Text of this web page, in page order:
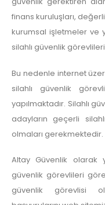
finans kuruluşları, değerli
kurumsal işletmeler ve
silahlı güvenlik
Bu nedenle internet
silahlı güvenlik
yapılmaktadır. Silahlı
adayların geçerli
olmaları gerekmektedir.
Altay Güvenlik olarak
güvenlik görevlileri
güvenlik görevlisi